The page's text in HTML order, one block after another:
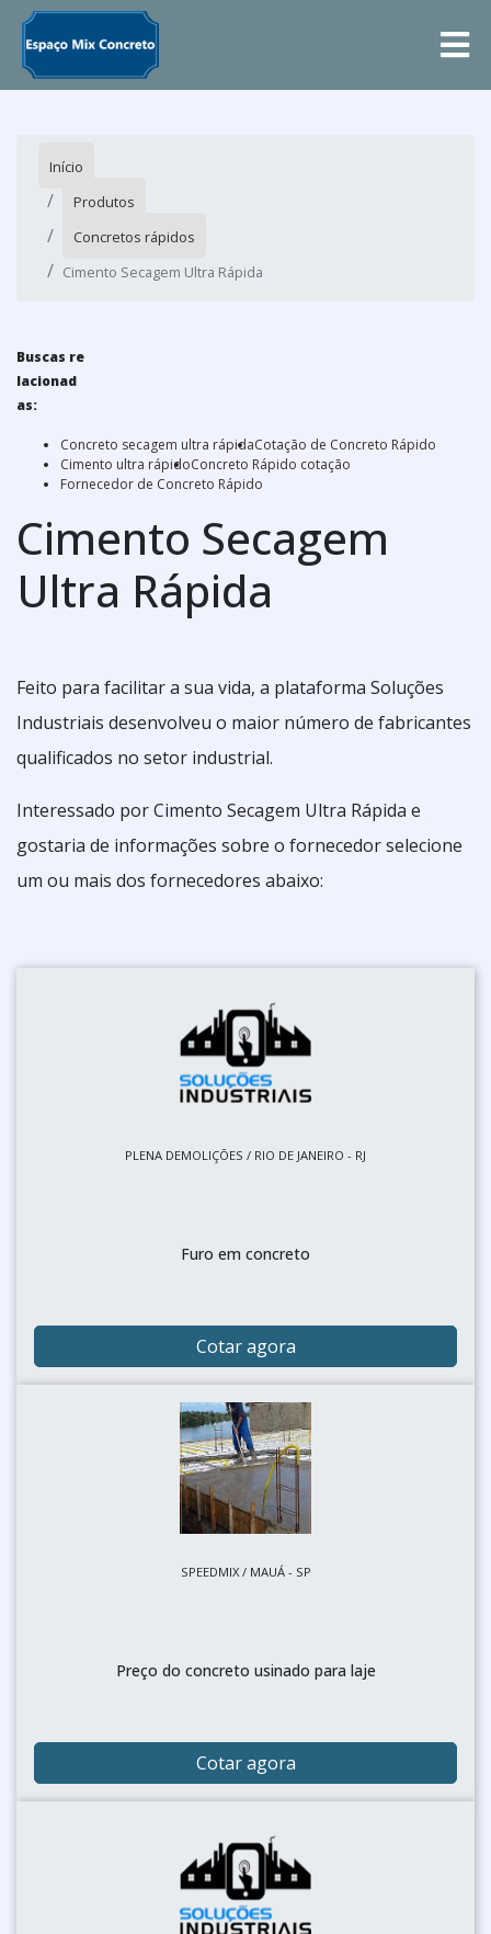
Início
Produtos
Concretos rápidos
Cimento Secagem Ultra Rápida
Buscas re
lacionad
as:
Concreto secagem ultra rápidaCotação de Concreto Rápido
Cimento ultra rápidoConcreto Rápido cotação
Fornecedor de Concreto Rápido
Cimento Secagem
Ultra Rápida
Feito para facilitar a sua vida, a plataforma Soluções
Industriais desenvolveu o maior número de fabricantes
qualificados no setor industrial.
Interessado por Cimento Secagem Ultra Rápida e
gostaria de informações sobre o fornecedor selecione
um ou mais dos fornecedores abaixo:
PLENA DEMOLIÇÕES / RIO DE JANEIRO - RJ
Furo em concreto
Cotar agora
SPEEDMIX / MAUÁ - SP
Preço do concreto usinado para laje
Cotar agora